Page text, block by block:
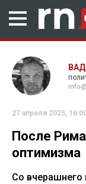
27 апреля 2025,
После
оптимизма
Со вчерашнего